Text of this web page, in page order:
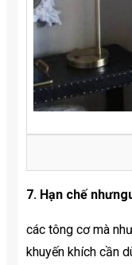
7. Hạn chế
các tông cơ mà
khuyến khích cần